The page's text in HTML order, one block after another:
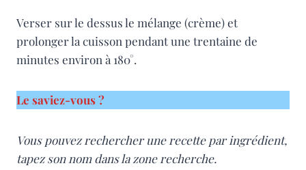
Verser sur le dessus le mélange (crème) et
prolonger la cuisson pendant une trentaine de
minutes environ à 180°.
Le saviez-vous ?
Vous pouvez rechercher une recette par ingrédient,
tapez son nom dans la zone recherche.